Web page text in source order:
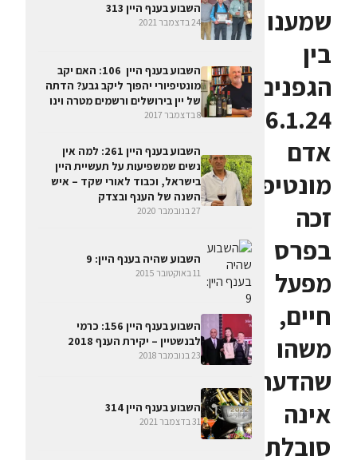
שמענו
בין
הגפנים
26.1.24:
אדם
מונטיפיורי
זכה
בפרס
מפעל
חיים,
משהו
שהדעת
אינה
סובלת,
השבוע בענף היין 313
24 בדצמבר 2021
השבוע בענף היין 106: האם יקב
מונטיפיורי יהפוך ליקב גבע? הדתה
של יין בירושלים ורשמים מטרה וינו
8 בדצמבר 2017
השבוע בענף היין 261: למה אין
נשים שמשפיעות על תעשיית היין
בישראל, וכבוד לאורי שקד – איש
השנה של הענף ובצדק
27 בנובמבר 2020
השבוע שהיה בענף היין: 9
11 באוקטובר 2015
השבוע בענף היין 156: כרמי
לבנשטיין – יקירת הענף 2018
23 בנובמבר 2018
השבוע בענף היין 314
31 בדצמבר 2021